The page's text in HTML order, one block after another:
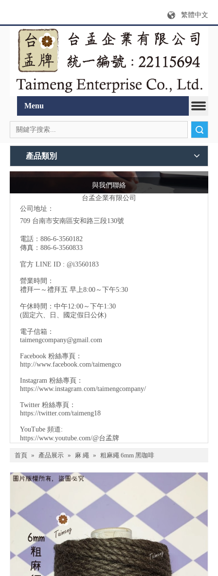
繁體中文
Menu
產品類別
與我們聯絡
台孟企業有限公司
公司地址：
709 台南市安南區安和路三段130號
電話：886-6-3560182
傳真：886-6-3560833
官方 LINE ID : @i3560183
營業時間：
禮拜一～禮拜五 早上8:00～下午5:30
午休時間：中午12:00～下午1:30
(固定六、日、國定假日公休)
電子信箱：
taimengcompany@gmail.com
Facebook 粉絲專頁：
http://www.facebook.com/taimengco
Instagram 粉絲專頁：
https://www.instagram.com/taimengcompany/
Twitter 粉絲專頁：
https://twitter.com/taimeng18
YouTube 頻道:
https://www.youtube.com/@台孟牌
首頁 » 產品展示 » 麻 繩 » 粗麻繩 6mm 黑咖啡